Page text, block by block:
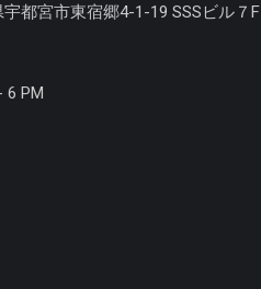
都宮市東宿郷4-1-19 SSSビル７F
6 PM
さい：